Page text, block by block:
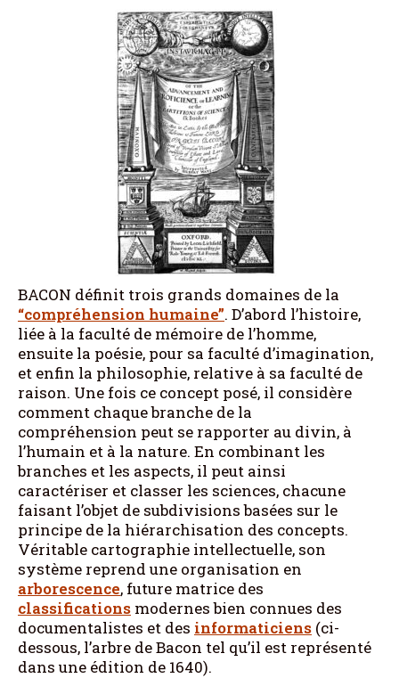
BACON définit trois grands domaines de la
“compréhension humaine”. D’abord l’histoire,
liée à la faculté de mémoire de l’homme,
ensuite la poésie, pour sa faculté d’imagination,
et enfin la philosophie, relative à sa faculté de
raison. Une fois ce concept posé, il considère
comment chaque branche de la
compréhension peut se rapporter au divin, à
l’humain et à la nature. En combinant les
branches et les aspects, il peut ainsi
caractériser et classer les sciences, chacune
faisant l’objet de subdivisions basées sur le
principe de la hiérarchisation des concepts.
Véritable cartographie intellectuelle, son
système reprend une organisation en
arborescence, future matrice des
classifications modernes bien connues des
documentalistes et des informaticiens (ci-
dessous, l’arbre de Bacon tel qu’il est représenté
dans une édition de 1640).